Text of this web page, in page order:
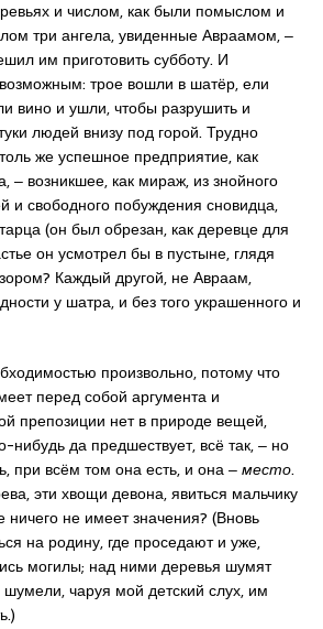
и числом, как были помыслом и
три ангела, увиденные Авраамом, ‒
им приготовить субботу. И
трое вошли в шатёр, ели
вино и ушли, чтобы разрушить и
людей внизу под горой. Трудно
же успешное предприятие, как
‒ возникшее, как мираж, из знойного
и свободного побуждения сновидца,
(он был обрезан, как деревце для
он усмотрел бы в пустыне, глядя
Каждый другой, не Авраам,
у шатра, и без того украшенного и
произвольно, потому что
перед собой аргумента и
препозиции нет в природе вещей,
нибудь да предшествует, всё так, ‒ но
при всём том она есть, и она ‒место.
эти хвощи девона, явиться мальчику
ничего не имеет значения? (Вновь
на родину, где проседают и уже,
могилы; над ними деревья шумят
чаруя мой детский слух, им